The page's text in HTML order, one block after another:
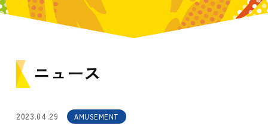
ニュース
2023.04.29 AMUSEMENT